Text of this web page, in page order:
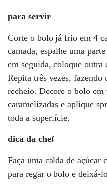
para servir
Corte o bolo já frio em 4
camada, espalhe uma
em seguida, coloque outra
Repita três vezes, fazendo
recheio. Decore o bolo em
caramelizadas e aplique
toda a superfície.
dica da chef
Faça uma calda de açúcar
para regar o bolo e deixá-